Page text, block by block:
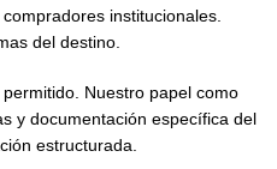
institucionales.
del destino.
Nuestro papel como
y documentación específica del
estructurada.